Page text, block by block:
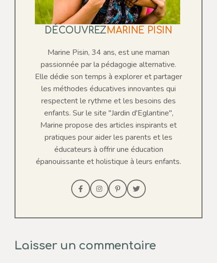
DÉCOUVREZMARINE PISIN
Marine Pisin, 34 ans, est une maman
passionnée par la pédagogie alternative.
Elle dédie son temps à explorer et partager
les méthodes éducatives innovantes qui
respectent le rythme et les besoins des
enfants. Sur le site "Jardin d'Eglantine",
Marine propose des articles inspirants et
pratiques pour aider les parents et les
éducateurs à offrir une éducation
épanouissante et holistique à leurs enfants.
Laisser un commentaire